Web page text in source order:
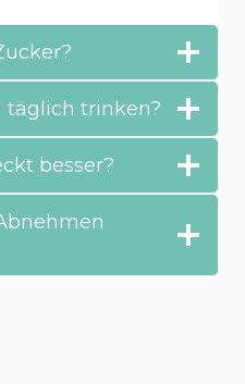
täglich trinken?
besser?